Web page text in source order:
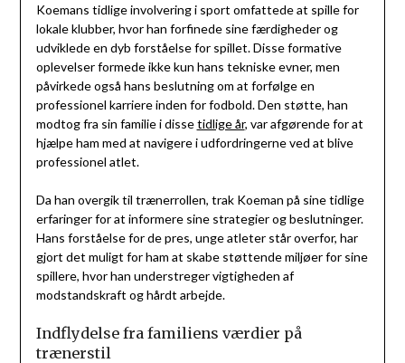
Koemans tidlige involvering i sport omfattede at spille for
lokale klubber, hvor han forfinede sine færdigheder og
udviklede en dyb forståelse for spillet. Disse formative
oplevelser formede ikke kun hans tekniske evner, men
påvirkede også hans beslutning om at forfølge en
professionel karriere inden for fodbold. Den støtte, han
modtog fra sin familie i dissetidlige år, var afgørende for at
hjælpe ham med at navigere i udfordringerne ved at blive
professionel atlet.
Da han overgik til trænerrollen, trak Koeman på sine tidlige
erfaringer for at informere sine strategier og beslutninger.
Hans forståelse for de pres, unge atleter står overfor, har
gjort det muligt for ham at skabe støttende miljøer for sine
spillere, hvor han understreger vigtigheden af
modstandskraft og hårdt arbejde.
Indflydelse fra familiens værdier på
trænerstil